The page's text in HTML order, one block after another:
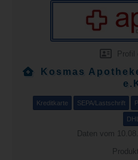
Profil
Kosmas
Kreditkarte SEPA/Lastschrift
DHL
Daten vom